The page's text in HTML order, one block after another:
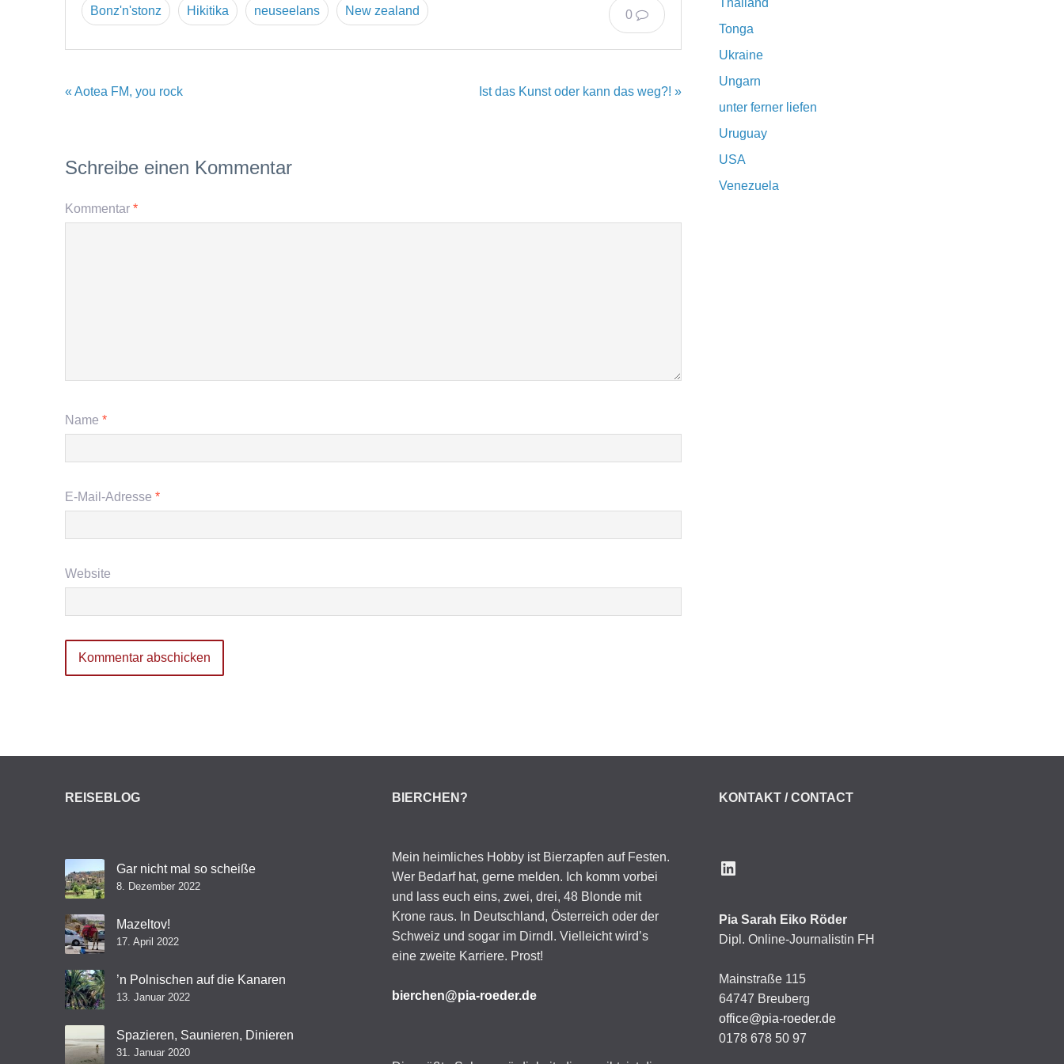
0
Bonz'n'stonz Hikitika neuseelans New zealand
« Aotea FM, you rock Ist das Kunst oder kann das weg?! »
Schreibe einen Kommentar
Kommentar *
Name *
E-Mail-Adresse *
Website
Tonga
Ukraine
Ungarn
unter ferner liefen
Uruguay
USA
Venezuela
REISEBLOG
Gar nicht mal so scheiße
8. Dezember 2022
Mazeltov!
17. April 2022
’n Polnischen auf die Kanaren
13. Januar 2022
Spazieren, Saunieren, Dinieren
31. Januar 2020
BIERCHEN?
Mein heimliches Hobby ist Bierzapfen auf Festen.
Wer Bedarf hat, gerne melden. Ich komm vorbei
und lass euch eins, zwei, drei, 48 Blonde mit
Krone raus. In Deutschland, Österreich oder der
Schweiz und sogar im Dirndl. Vielleicht wird’s
eine zweite Karriere. Prost!
bierchen@pia-roeder.de
KONTAKT / CONTACT
LinkedIn
Pia Sarah Eiko Röder
Dipl. Online-Journalistin FH
Mainstraße 115
64747 Breuberg
office@pia-roeder.de
0178 678 50 97